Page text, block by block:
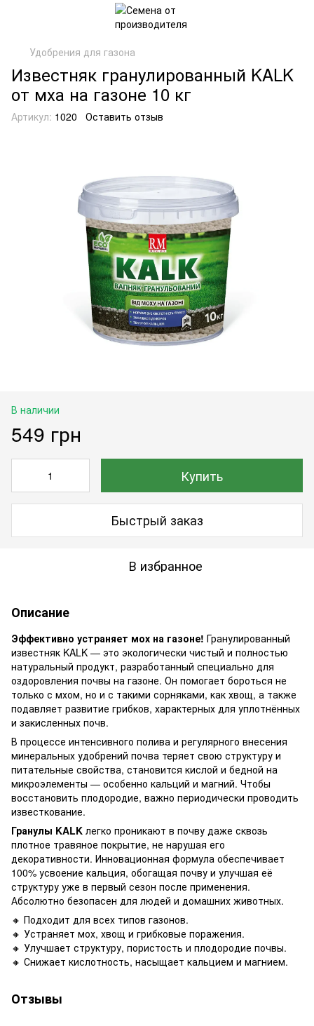
Удобрения для газона
Известняк гранулированный KALK
от мха на газоне 10 кг
Артикул: 1020 Оставить отзыв
В наличии
549 грн
Купить
Быстрый заказ
В избранное
Описание
Эффективно устраняет мох на газоне! Гранулированный
известняк KALK — это экологически чистый и полностью
натуральный продукт, разработанный специально для
оздоровления почвы на газоне. Он помогает бороться не
только с мхом, но и с такими сорняками, как хвощ, а также
подавляет развитие грибков, характерных для уплотнённых
и закисленных почв.
В процессе интенсивного полива и регулярного внесения
минеральных удобрений почва теряет свою структуру и
питательные свойства, становится кислой и бедной на
микроэлементы — особенно кальций и магний. Чтобы
восстановить плодородие, важно периодически проводить
известкование.
Гранулы KALK легко проникают в почву даже сквозь
плотное травяное покрытие, не нарушая его
декоративности. Инновационная формула обеспечивает
100% усвоение кальция, обогащая почву и улучшая её
структуру уже в первый сезон после применения.
Абсолютно безопасен для людей и домашних животных.
🔸 Подходит для всех типов газонов.
🔸 Устраняет мох, хвощ и грибковые поражения.
🔸 Улучшает структуру, пористость и плодородие почвы.
🔸 Снижает кислотность, насыщает кальцием и магнием.
Отзывы